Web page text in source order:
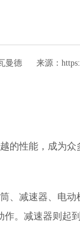
曼德 来源：
的性能，成为
、减速器、电
。减速器则起